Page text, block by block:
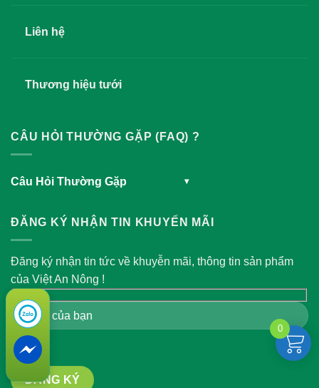
Liên hệ
Thương hiệu tưới
CÂU HỎI THƯỜNG GẶP (FAQ) ?
Câu Hỏi Thường Gặp ▾
ĐĂNG KÝ NHẬN TIN KHUYẾN MÃI
Đăng ký nhận tin tức về khuyễn mãi, thông tin sản phẩm
của Việt An Nông !
0